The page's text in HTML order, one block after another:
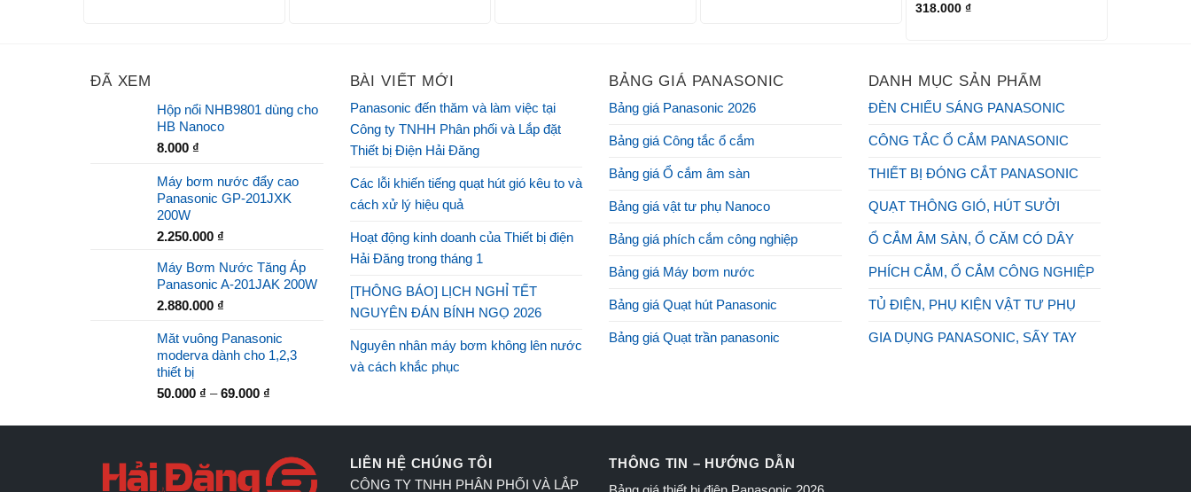
318.000 ₫
ĐÃ XEM
Hộp nổi NHB9801 dùng cho
HB Nanoco
8.000 ₫
Máy bơm nước đẩy cao
Panasonic GP-201JXK
200W
2.250.000 ₫
Máy Bơm Nước Tăng Áp
Panasonic A-201JAK 200W
2.880.000 ₫
Măt vuông Panasonic
moderva dành cho 1,2,3
thiết bị
50.000 ₫ –69.000 ₫
BÀI VIẾT MỚI
Panasonic đến thăm và làm việc tại
Công ty TNHH Phân phối và Lắp đặt
Thiết bị Điện Hải Đăng
Các lỗi khiến tiếng quạt hút gió kêu to và
cách xử lý hiệu quả
Hoạt động kinh doanh của Thiết bị điện
Hải Đăng trong tháng 1
[THÔNG BÁO] LỊCH NGHỈ TẾT
NGUYÊN ĐÁN BÍNH NGỌ 2026
Nguyên nhân máy bơm không lên nước
và cách khắc phục
BẢNG GIÁ PANASONIC
Bảng giá Panasonic 2026
Bảng giá Công tắc ổ cắm
Bảng giá Ổ cắm âm sàn
Bảng giá vật tư phụ Nanoco
Bảng giá phích cắm công nghiệp
Bảng giá Máy bơm nước
Bảng giá Quạt hút Panasonic
Bảng giá Quạt trần panasonic
DANH MỤC SẢN PHẨM
ĐÈN CHIẾU SÁNG PANASONIC
CÔNG TẮC Ổ CẮM PANASONIC
THIẾT BỊ ĐÓNG CẮT PANASONIC
QUẠT THÔNG GIÓ, HÚT SƯỞI
Ổ CẮM ÂM SÀN, Ổ CĂM CÓ DÂY
PHÍCH CẮM, Ổ CẮM CÔNG NGHIỆP
TỦ ĐIỆN, PHỤ KIỆN VẬT TƯ PHỤ
GIA DỤNG PANASONIC, SẤY TAY
LIÊN HỆ CHÚNG TÔI
CÔNG TY TNHH PHÂN PHỐI VÀ LẮP
THÔNG TIN – HƯỚNG DẪN